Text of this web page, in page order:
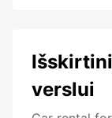
verslui